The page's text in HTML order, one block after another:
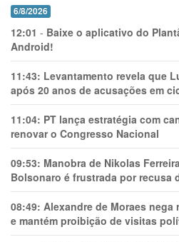
6/8/2026
12:01 - Baixe o aplicativo do
Android!
11:43: Levantamento revela que
após 20 anos de acusações em
11:04: PT lança estratégia com
renovar o Congresso Nacional
09:53: Manobra de Nikolas
Bolsonaro é frustrada por recusa
08:49: Alexandre de Moraes
e mantém proibição de visitas